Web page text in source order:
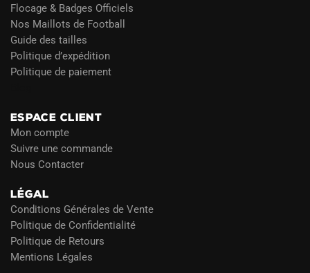
Flocage & Badges Officiels
Nos Maillots de Football
Guide des tailles
Politique d’expédition
Politique de paiement
ESPACE CLIENT
Mon compte
Suivre une commande
Nous Contacter
LÉGAL
Conditions Générales de Vente
Politique de Confidentialité
Politique de Retours
Mentions Légales